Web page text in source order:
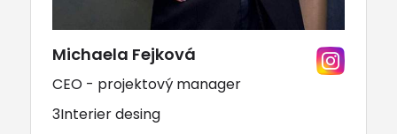
Michaela Fejková
CEO - projektový manager
3Interier desing